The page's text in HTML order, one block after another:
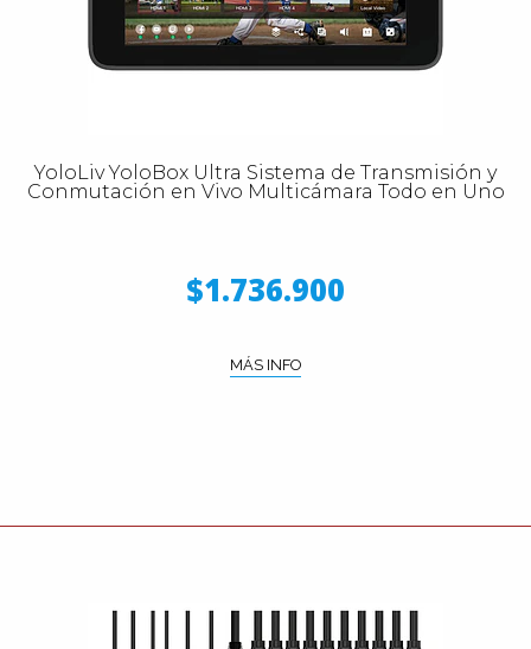
YoloLiv YoloBox Ultra Sistema de Transmisión y
Conmutación en Vivo Multicámara Todo en Uno
$1.736.900
MÁS INFO